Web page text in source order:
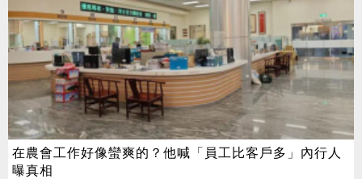
在農會工作好像蠻爽的？他喊「員工比客戶多」內行人
曝真相